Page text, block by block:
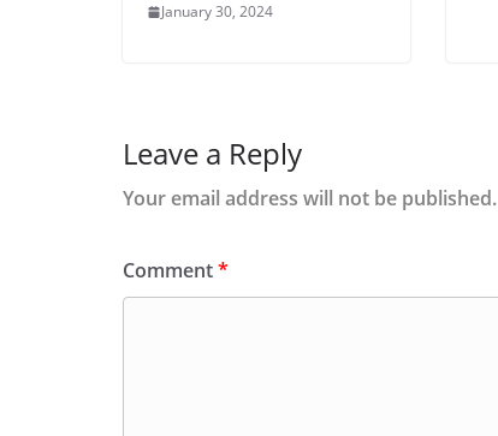
January 30, 2024
Leave a Reply
Your email address will not be published.
Comment*